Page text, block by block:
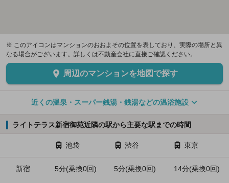
※ このアイコンはマンションのおおよその位置を表しており、実際の場所と異
なる場合がございます。詳しくは不動産会社に直接ご確認ください。
周辺のマンションを地図で探す
近くの温泉・スーパー銭湯・銭湯などの温浴施設
ライトテラス新宿御苑近隣の駅から主要な駅までの時間
池袋 渋谷 東京
新宿 5分(乗換0回) 5分(乗換0回) 14分(乗換0回)